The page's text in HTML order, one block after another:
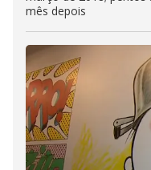
mês depois